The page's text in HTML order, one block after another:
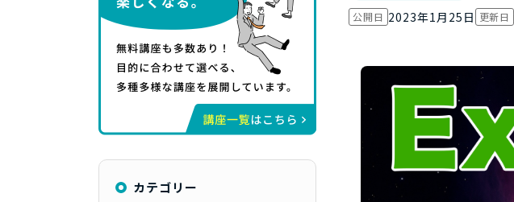
公開日 2023年1月25日 更新日
カテゴリー